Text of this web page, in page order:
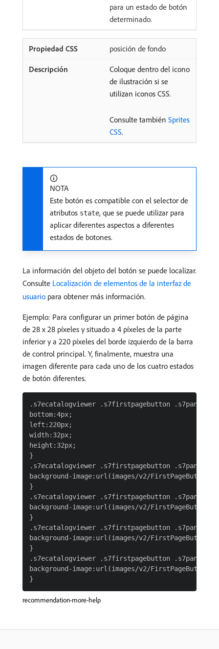
para un estado de botón
determinado.
posición de fondo
Coloque dentro del icono
de ilustración si se
utilizan iconos CSS.
Consulte también Sprites
CSS.
NOTA
Este botón es compatible con el selector de
atributos state, que se puede utilizar para
aplicar diferentes aspectos a diferentes
estados de botones.
La información del objeto del botón se puede localizar.
Consulte Localización de elementos de la interfaz de
usuario para obtener más información.
Ejemplo: Para configurar un primer botón de página
de 28 x 28 píxeles y situado a 4 píxeles de la parte
inferior y a 220 píxeles del borde izquierdo de la barra
de control principal. Y, finalmente, muestra una
imagen diferente para cada uno de los cuatro estados
de botón diferentes.
.s7ecatalogviewer .s7firstpagebutton
bottom:4px;
left:220px;
width:32px;
height:32px;
}
.s7ecatalogviewer .s7firstpagebutton
background-image:url(images/v2/
}
.s7ecatalogviewer .s7firstpagebutton
background-image:url(images/v2/
}
.s7ecatalogviewer .s7firstpagebutton
background-image:url(images/v2/
}
.s7ecatalogviewer .s7firstpagebutton
background-image:url(images/v2/
recommendation-more-help